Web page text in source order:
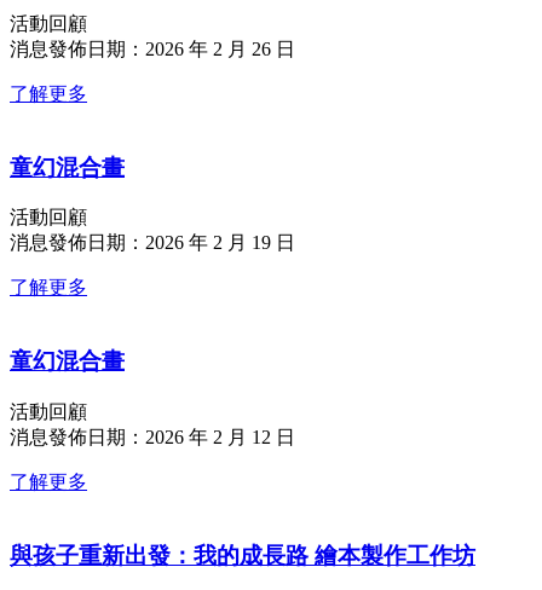
活動回顧
消息發佈日期：2026 年 2 月 26 日
了解更多
童幻混合畫
活動回顧
消息發佈日期：2026 年 2 月 19 日
了解更多
童幻混合畫
活動回顧
消息發佈日期：2026 年 2 月 12 日
了解更多
與孩子重新出發：我的成長路 繪本製作工作坊